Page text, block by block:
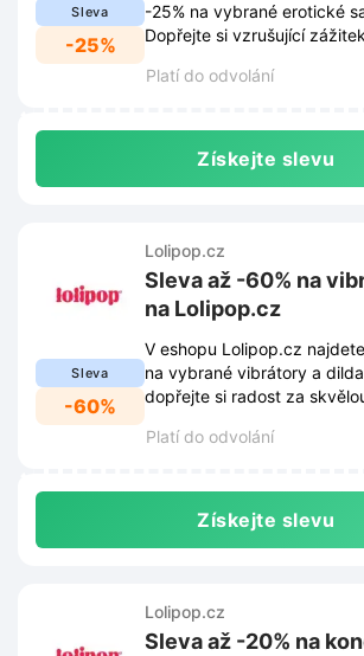
Sleva
-25%
-25% na vybrané erotické
Dopřejte si vzrušující
Platí do odvolání
Získejte slevu
Sleva
-60%
Lolipop.cz
Sleva až -60% na
na Lolipop.cz
V eshopu Lolipop.cz
na vybrané vibrátory a
dopřejte si radost za
Platí do odvolání
Získejte slevu
Lolipop.cz
Sleva až -20% na